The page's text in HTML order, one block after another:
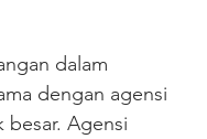
dalam
dengan agensi
Agensi